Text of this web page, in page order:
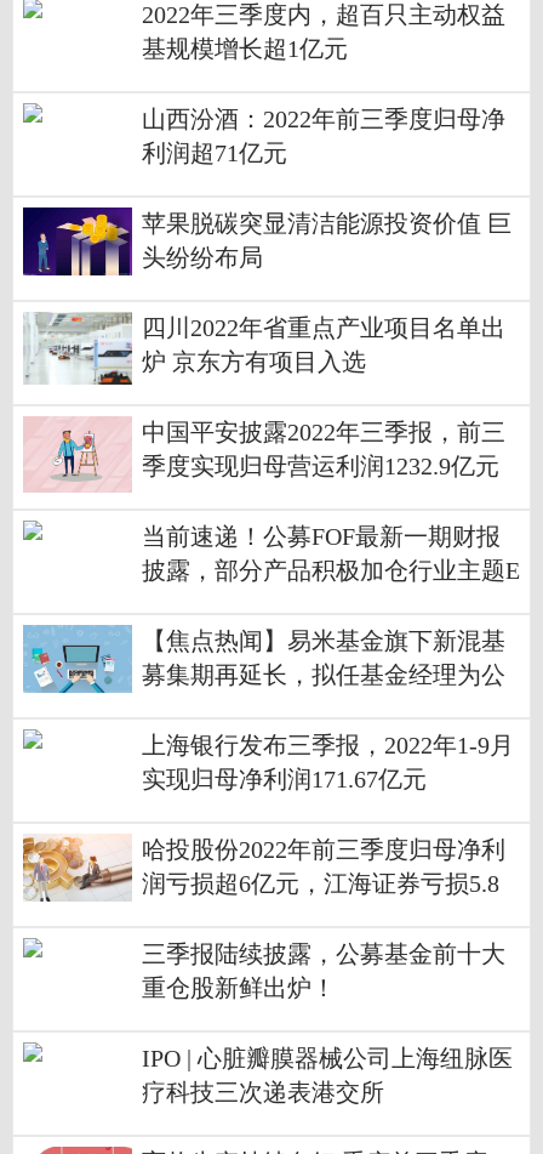
2022年三季度内，超百只主动权益
基规模增长超1亿元
山西汾酒：2022年前三季度归母净
利润超71亿元
苹果脱碳突显清洁能源投资价值 巨
头纷纷布局
四川2022年省重点产业项目名单出
炉 京东方有项目入选
中国平安披露2022年三季报，前三
季度实现归母营运利润1232.9亿元
当前速递！公募FOF最新一期财报
披露，部分产品积极加仓行业主题E
【焦点热闻】易米基金旗下新混基
募集期再延长，拟任基金经理为公
上海银行发布三季报，2022年1-9月
实现归母净利润171.67亿元
哈投股份2022年前三季度归母净利
润亏损超6亿元，江海证券亏损5.8
三季报陆续披露，公募基金前十大
重仓股新鲜出炉！
IPO | 心脏瓣膜器械公司上海纽脉医
疗科技三次递表港交所